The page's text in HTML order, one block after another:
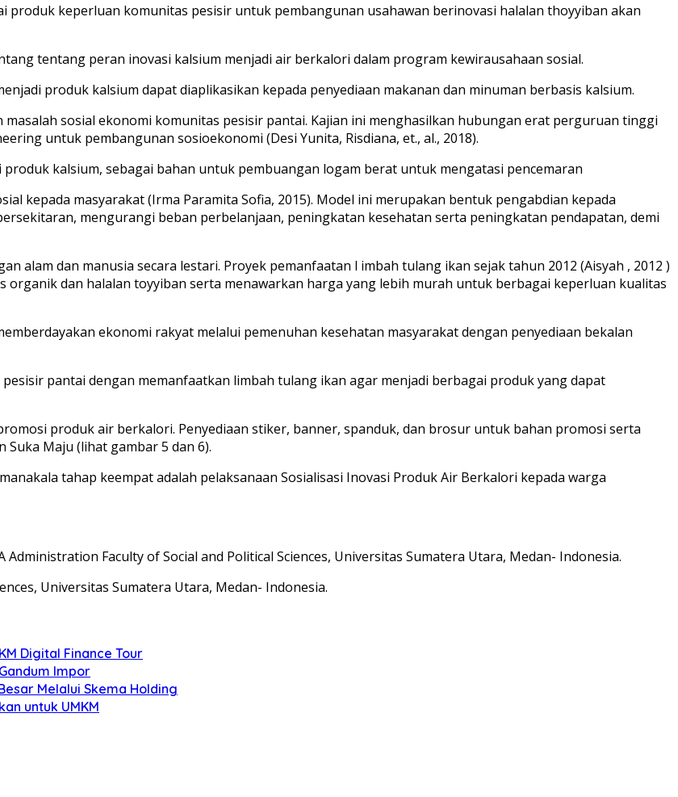
produk keperluan komunitas pesisir untuk pembangunan usahawan berinovasi halalan thoyyiban akan
tentang peran inovasi kalsium menjadi air berkalori dalam program kewirausahaan sosial.
produk kalsium dapat diaplikasikan kepada penyediaan makanan dan minuman berbasis kalsium.
sosial ekonomi komunitas pesisir pantai. Kajian ini menghasilkan hubungan erat perguruan tinggi
untuk pembangunan sosioekonomi (Desi Yunita, Risdiana, et., al., 2018).
kalsium, sebagai bahan untuk pembuangan logam berat untuk mengatasi pencemaran
kepada masyarakat (Irma Paramita Sofia, 2015). Model ini merupakan bentuk pengabdian kepada
mengurangi beban perbelanjaan, peningkatan kesehatan serta peningkatan pendapatan, demi
alam dan manusia secara lestari. Proyek pemanfaatan l imbah tulang ikan sejak tahun 2012 (Aisyah , 2012 )
dan halalan toyyiban serta menawarkan harga yang lebih murah untuk berbagai keperluan kualitas
ekonomi rakyat melalui pemenuhan kesehatan masyarakat dengan penyediaan bekalan
pantai dengan memanfaatkan limbah tulang ikan agar menjadi berbagai produk yang dapat
produk air berkalori. Penyediaan stiker, banner, spanduk, dan brosur untuk bahan promosi serta
Maju (lihat gambar 5 dan 6).
tahap keempat adalah pelaksanaan Sosialisasi Inovasi Produk Air Berkalori kepada warga
Faculty of Social and Political Sciences, Universitas Sumatera Utara, Medan- Indonesia.
Universitas Sumatera Utara, Medan- Indonesia.
Digital Finance Tour
Impor
Melalui Skema Holding
untuk UMKM